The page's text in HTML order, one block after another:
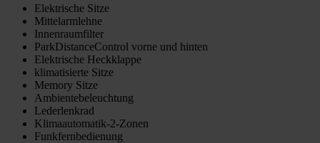
Elektrische Sitze
Mittelarmlehne
Innenraumfilter
ParkDistanceControl vorne und hinten
Elektrische Heckklappe
klimatisierte Sitze
Memory Sitze
Ambientebeleuchtung
Lederlenkrad
Klimaautomatik-2-Zonen
Funkfernbedienung